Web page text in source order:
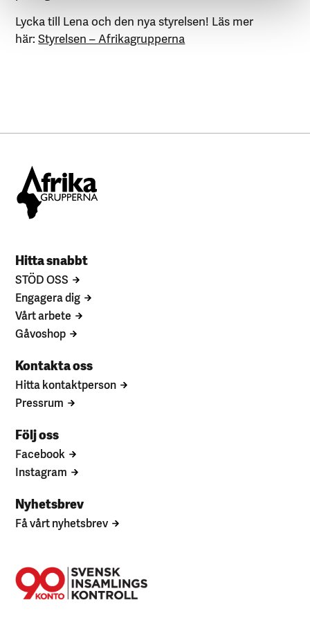
Lycka till Lena och den nya styrelsen! Läs mer
här:Styrelsen – Afrikagrupperna
Hitta snabbt
STÖD OSS
Engagera dig
Vårt arbete
Gåvoshop
Kontakta oss
Hitta kontaktperson
Pressrum
Följ oss
Facebook
Instagram
Nyhetsbrev
Få vårt nyhetsbrev